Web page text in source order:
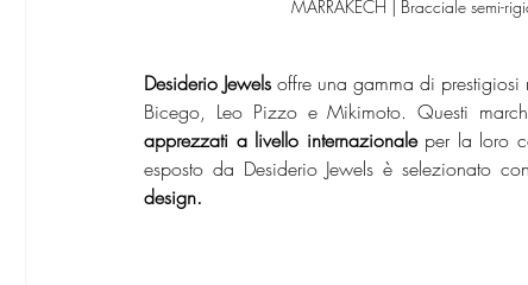
MARRAKECH | Bracciale semi-
Desiderio Jewels offre una gamma di
Bicego, Leo Pizzo e Mikimoto. Questi
apprezzati a livello internazionale per la loro
esposto da Desiderio Jewels è selezionato
design.